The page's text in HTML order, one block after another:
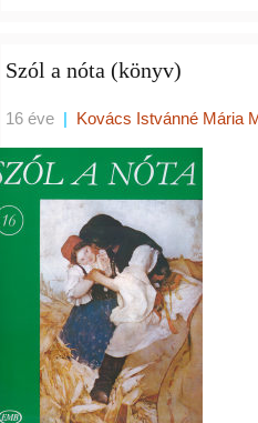
Szól a nóta (könyv)
16 éve | Kovács Istvánné Mária